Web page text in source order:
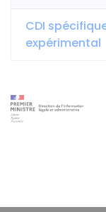
CDI
expérimental